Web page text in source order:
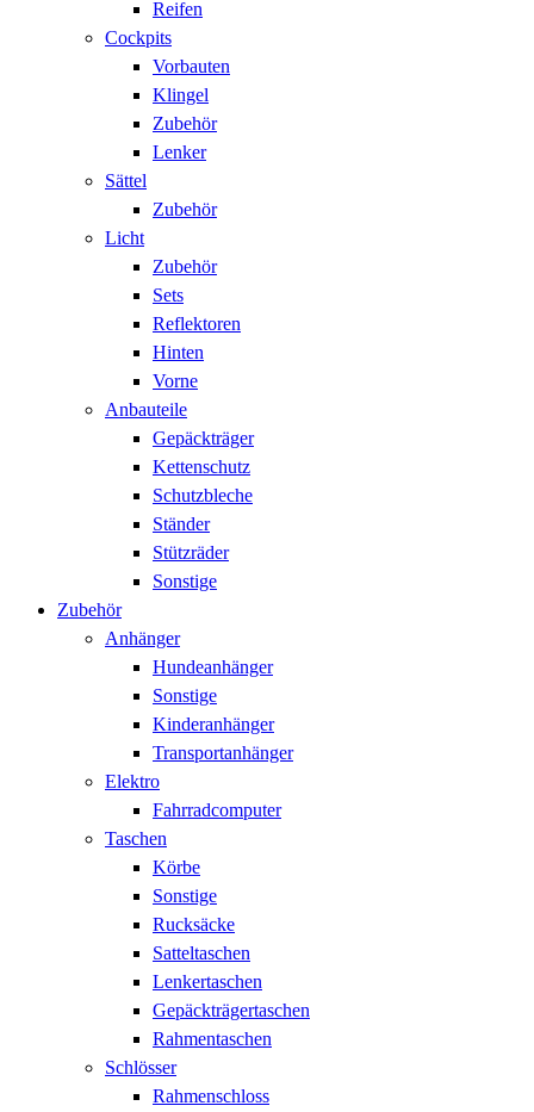
Reifen
Cockpits
Vorbauten
Klingel
Zubehör
Lenker
Sättel
Zubehör
Licht
Zubehör
Sets
Reflektoren
Hinten
Vorne
Anbauteile
Gepäckträger
Kettenschutz
Schutzbleche
Ständer
Stützräder
Sonstige
Zubehör
Anhänger
Hundeanhänger
Sonstige
Kinderanhänger
Transportanhänger
Elektro
Fahrradcomputer
Taschen
Körbe
Sonstige
Rucksäcke
Satteltaschen
Lenkertaschen
Gepäckträgertaschen
Rahmentaschen
Schlösser
Rahmenschloss